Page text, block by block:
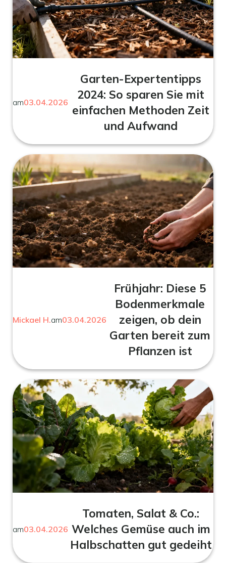
am03.04.2026
Garten-Expertentipps
2024: So sparen Sie mit
einfachen Methoden Zeit
und Aufwand
Mickael H.am03.04.2026
Frühjahr: Diese 5
Bodenmerkmale
zeigen, ob dein
Garten bereit zum
Pflanzen ist
am03.04.2026
Tomaten, Salat & Co.:
Welches Gemüse auch im
Halbschatten gut gedeiht